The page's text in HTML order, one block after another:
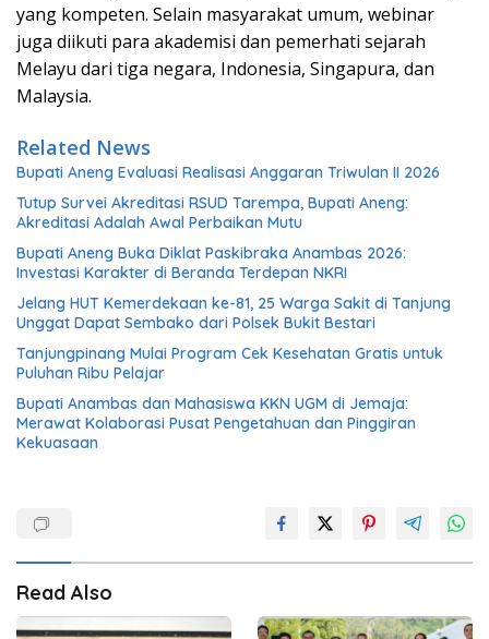
yang kompeten. Selain masyarakat umum, webinar
juga diikuti para akademisi dan pemerhati sejarah
Melayu dari tiga negara, Indonesia, Singapura, dan
Malaysia.
Related News
Bupati Aneng Evaluasi Realisasi Anggaran Triwulan II 2026
Tutup Survei Akreditasi RSUD Tarempa, Bupati Aneng:
Akreditasi Adalah Awal Perbaikan Mutu
Bupati Aneng Buka Diklat Paskibraka Anambas 2026:
Investasi Karakter di Beranda Terdepan NKRI
Jelang HUT Kemerdekaan ke-81, 25 Warga Sakit di Tanjung
Unggat Dapat Sembako dari Polsek Bukit Bestari
Tanjungpinang Mulai Program Cek Kesehatan Gratis untuk
Puluhan Ribu Pelajar
Bupati Anambas dan Mahasiswa KKN UGM di Jemaja:
Merawat Kolaborasi Pusat Pengetahuan dan Pinggiran
Kekuasaan
Read Also